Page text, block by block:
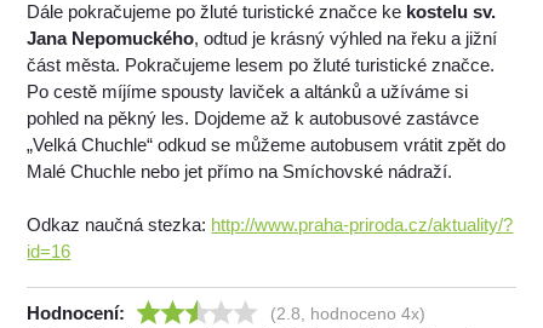
Dále pokračujeme po žluté turistické značce ke kostelu sv.
Jana Nepomuckého, odtud je krásný výhled na řeku a jižní
část města. Pokračujeme lesem po žluté turistické značce.
Po cestě míjíme spousty laviček a altánků a užíváme si
pohled na pěkný les. Dojdeme až k autobusové zastávce
„Velká Chuchle“ odkud se můžeme autobusem vrátit zpět do
Malé Chuchle nebo jet přímo na Smíchovské nádraží.
Odkaz naučná stezka: http://www.praha-priroda.cz/aktuality/?
id=16
Hodnocení: (2.8, hodnoceno 4x)